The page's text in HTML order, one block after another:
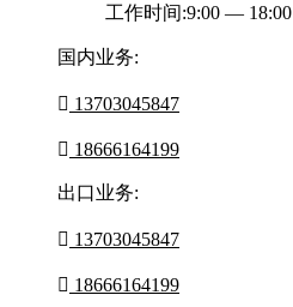
工作时间:9:00 — 18:00
国内业务:
 13703045847
 18666164199
出口业务:
 13703045847
 18666164199